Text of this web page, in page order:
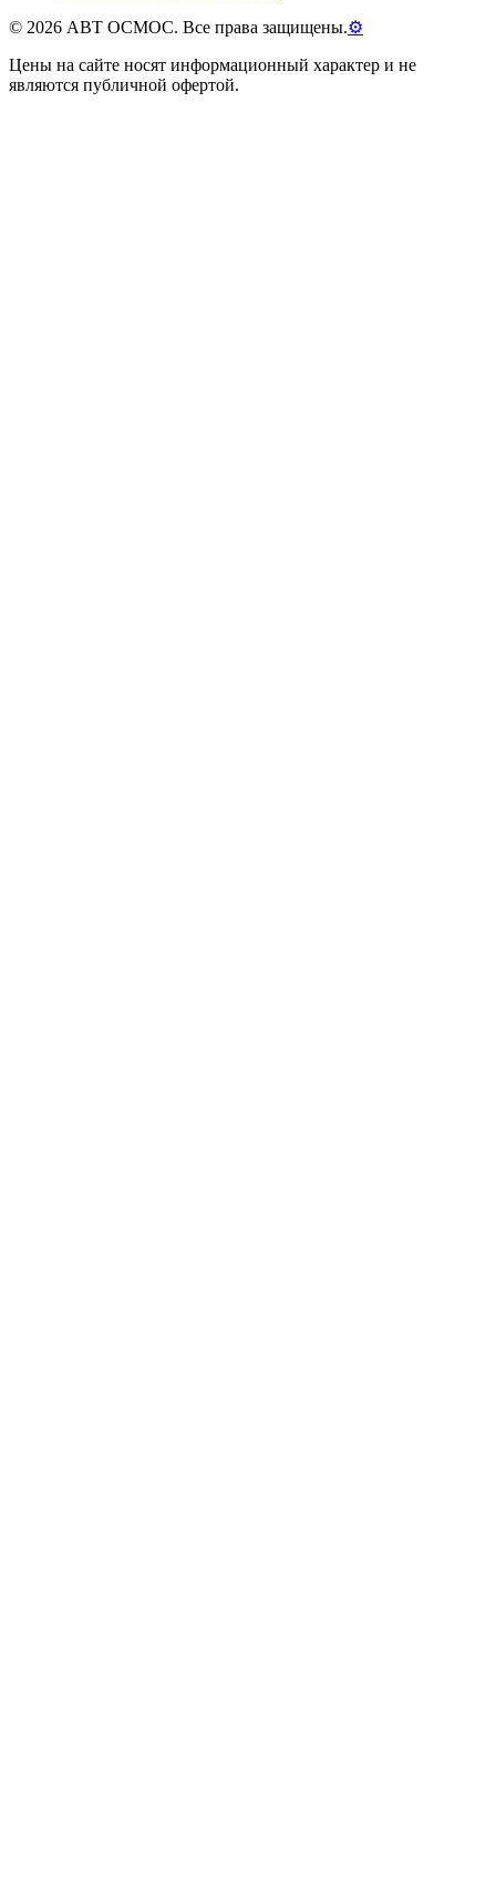
© 2026 АВТ ОСМОС. Все права защищены.⚙
Цены на сайте носят информационный характер и не
являются публичной офертой.